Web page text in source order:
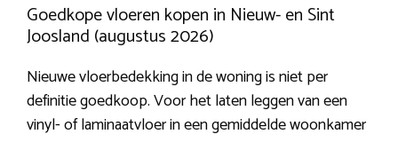
Goedkope vloeren kopen in Nieuw- en Sint
Joosland (augustus 2026)
Nieuwe vloerbedekking in de woning is niet per
definitie goedkoop. Voor het laten leggen van een
vinyl- of laminaatvloer in een gemiddelde woonkamer